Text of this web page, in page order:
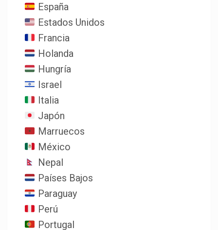
España
Estados Unidos
Francia
Holanda
Hungría
Israel
Italia
Japón
Marruecos
México
Nepal
Países Bajos
Paraguay
Perú
Portugal